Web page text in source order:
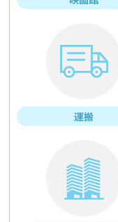
運搬